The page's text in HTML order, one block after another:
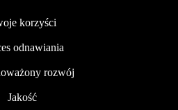
korzyści
odnawiania
rozwój
Jakość